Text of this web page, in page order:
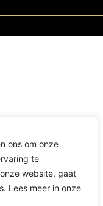
ons om onze
te
website, gaat
Lees meer in onze